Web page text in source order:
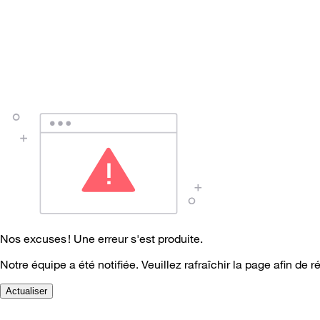
Nos excuses ! Une erreur s'est produite.
Notre équipe a été notifiée. Veuillez rafraîchir la page afin de
Actualiser